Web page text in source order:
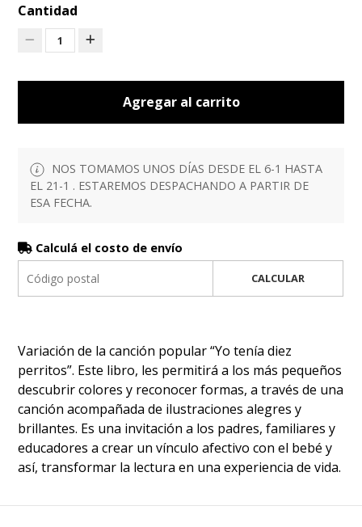
Cantidad
1
Agregar al carrito
NOS TOMAMOS UNOS DÍAS DESDE EL 6-1 HASTA
EL 21-1 . ESTAREMOS DESPACHANDO A PARTIR DE
ESA FECHA.
Calculá el costo de envío
CALCULAR
Variación de la canción popular “Yo tenía diez
perritos”. Este libro, les permitirá a los más pequeños
descubrir colores y reconocer formas, a través de una
canción acompañada de ilustraciones alegres y
brillantes. Es una invitación a los padres, familiares y
educadores a crear un vínculo afectivo con el bebé y
así, transformar la lectura en una experiencia de vida.